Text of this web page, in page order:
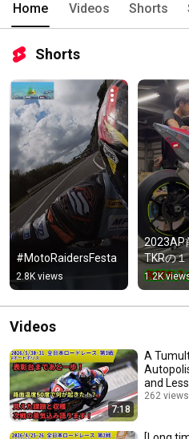
Home Videos Shorts
Shorts
#MotoRaidersFesta
2.8K views
2023AP
TKRの
1.2K
Videos
7:18
A
and
262 views